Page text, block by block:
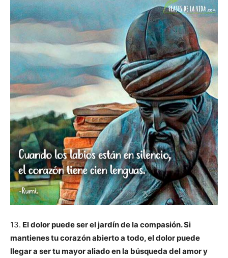
13. El dolor puede ser el jardín de la compasión. Si
mantienes tu corazón abierto a todo, el dolor puede
llegar a ser tu mayor aliado en la búsqueda del amor y